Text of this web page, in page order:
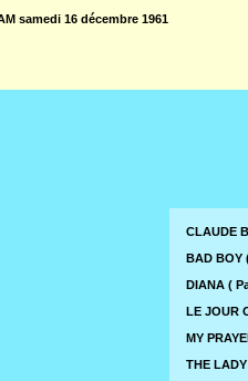
samedi 16 décembre 1961
CLAUDE
BAD BOY
DIANA (
LE JOUR
MY
THE